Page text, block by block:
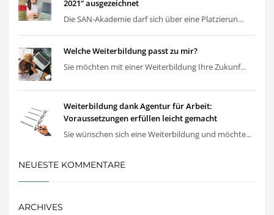
2021“ ausgezeichnet
Die SAN-Akademie darf sich über eine Platzierun...
Welche Weiterbildung passt zu mir?
Sie möchten mit einer Weiterbildung Ihre Zukunf...
Weiterbildung dank Agentur für Arbeit:
Voraussetzungen erfüllen leicht gemacht
Sie wünschen sich eine Weiterbildung und möchte...
NEUESTE KOMMENTARE
ARCHIVES